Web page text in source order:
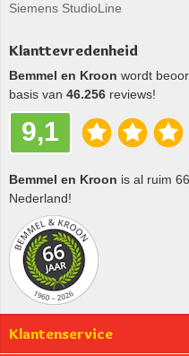
Siemens StudioLine
Klanttevredenheid
Bemmel en Kroon wordt
basis van 46.256 reviews!
9,1
Bemmel en Kroon is al ruim
Nederland!
Klantenservice